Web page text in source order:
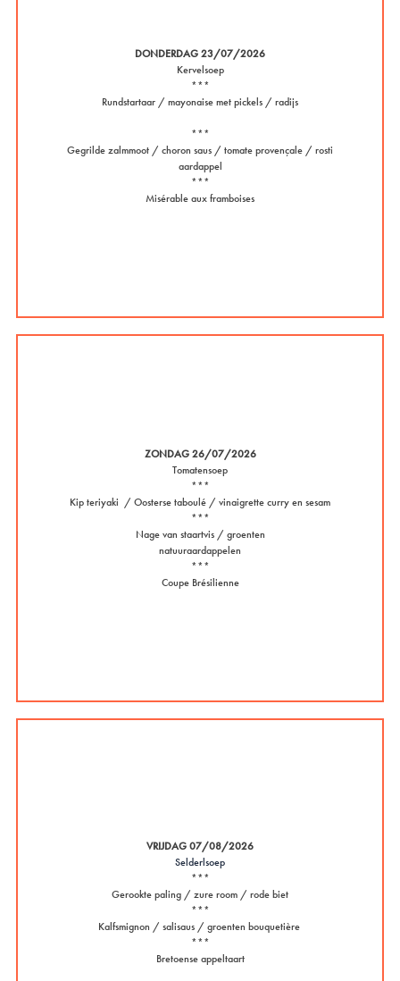
DONDERDAG 23/07/2026
Kervelsoep
***
Rundstartaar / mayonaise met pickels / radijs
***
Gegrilde zalmmoot / choron saus / tomate provençale / rosti
aardappel
***
Misérable aux framboises
ZONDAG 26/07/2026
Tomatensoep
***
Kip teriyaki / Oosterse taboulé / vinaigrette curry en sesam
***
Nage van staartvis / groenten
natuuraardappelen
***
Coupe Brésilienne
VRIJDAG 07/08/2026
Selderlsoep
***
Gerookte paling / zure room / rode biet
***
Kalfsmignon / salisaus / groenten bouquetière
***
Bretoense appeltaart